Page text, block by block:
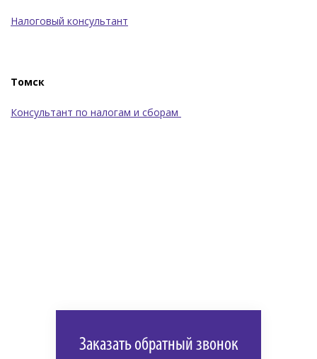
Налоговый консультант
Томск
Консультант по налогам и сборам
Заказать обратный звонок